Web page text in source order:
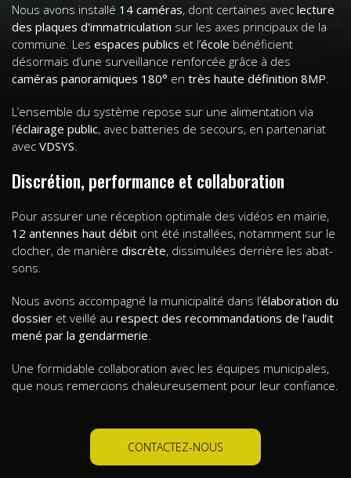
Nous avons installé 14 caméras, dont certaines avec lecture
des plaques d'immatriculation sur les axes principaux de la
commune. Les espaces publics et l’école bénéficient
désormais d’une surveillance renforcée grâce à des
caméras panoramiques 180° en très haute définition 8MP
L’ensemble du système repose sur une alimentation via
l’éclairage public, avec batteries de secours, en partenariat
avec VDSYS
Discrétion, performance et collaboration
Pour assurer une réception optimale des vidéos en mairie,
12 antennes haut débit ont été installées, notamment sur le
clocher, de manière discrète, dissimulées derrière les abat-
sons.
Nous avons accompagné la municipalité dans l’élaboration du
dossier et veillé au respect des recommandations de l’audit
mené par la gendarmerie
Une formidable collaboration avec les équipes municipales,
que nous remercions chaleureusement pour leur confiance.
CONTACTEZ-NOUS